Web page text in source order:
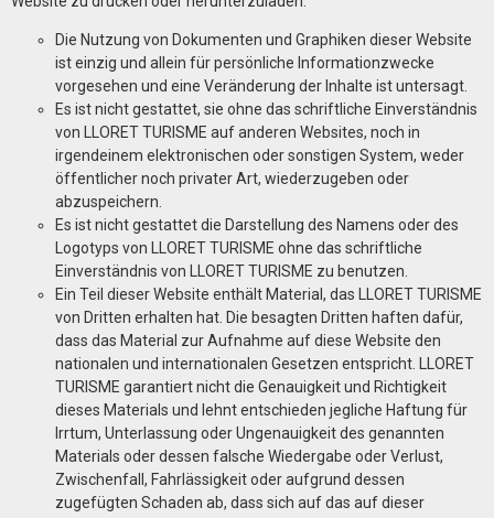
Die Nutzung von Dokumenten und Graphiken dieser Website
ist einzig und allein für persönliche Informationzwecke
vorgesehen und eine Veränderung der Inhalte ist untersagt.
Es ist nicht gestattet, sie ohne das schriftliche Einverständnis
von LLORET TURISME auf anderen Websites, noch in
irgendeinem elektronischen oder sonstigen System, weder
öffentlicher noch privater Art, wiederzugeben oder
abzuspeichern.
Es ist nicht gestattet die Darstellung des Namens oder des
Logotyps von LLORET TURISME ohne das schriftliche
Einverständnis von LLORET TURISME zu benutzen.
Ein Teil dieser Website enthält Material, das LLORET TURISME
von Dritten erhalten hat. Die besagten Dritten haften dafür,
dass das Material zur Aufnahme auf diese Website den
nationalen und internationalen Gesetzen entspricht. LLORET
TURISME garantiert nicht die Genauigkeit und Richtigkeit
dieses Materials und lehnt entschieden jegliche Haftung für
Irrtum, Unterlassung oder Ungenauigkeit des genannten
Materials oder dessen falsche Wiedergabe oder Verlust,
Zwischenfall, Fahrlässigkeit oder aufgrund dessen
zugefügten Schaden ab, dass sich auf das auf dieser